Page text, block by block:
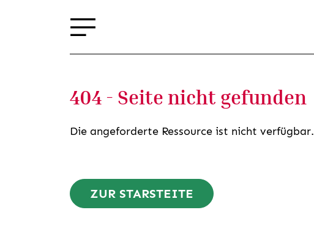
404 - Seite nicht gefunden
Die angeforderte Ressource ist nicht verfügbar.
ZUR STARSTEITE